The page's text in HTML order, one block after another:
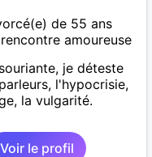
de 55 ans
amoureuse
je déteste
l'hypocrisie,
la vulgarité.
Voir le profil